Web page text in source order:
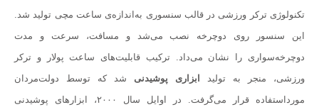
تکنولوژی ترکر ورزشی در قالب سنسوری به‌اندازه‌ی ساعت مچی تولید شد.
این سنسور روی دوچرخه نصب می‌شد و مسافت، سرعت و مدت
دوچرخه‌سواری را نشان می‌داد. ترکیب قابلیت‌های ساعت‌ پولار و ترکر
ورزشی، منجر به تولید
ابزاری پوشیدنی شد که توسط دولت‌مردان
مورداستفاده قرار می‌گرفت. در اوايل سال ۲۰۰۰، ابزارهای پوشیدنی